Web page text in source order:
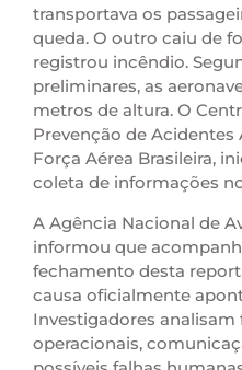
transportava os
queda. O outro caiu de
registrou incêndio.
preliminares, as
metros de altura. O
Prevenção de
Força Aérea Brasileira,
coleta de informações
A Agência Nacional de
informou que
fechamento desta
causa oficialmente
Investigadores
operacionais,